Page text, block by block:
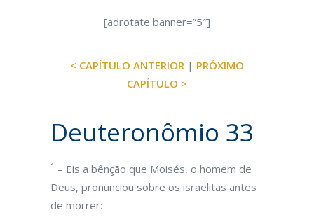
ESPIRITUALIDADE
BRINDES
[adrotate banner=”5″]
< CAPÍTULO ANTERIOR | PRÓXIMO
CAPÍTULO >
Deuteronômio 33
1 – Eis a bênção que Moisés, o homem de
Deus, pronunciou sobre os israelitas antes
de morrer: